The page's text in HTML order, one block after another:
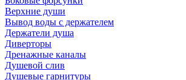
Верхние души
Вывод воды с держателем
Держатели душа
Диверторы
Дренажные каналы
Душевой слив
Душевые гарнитуры